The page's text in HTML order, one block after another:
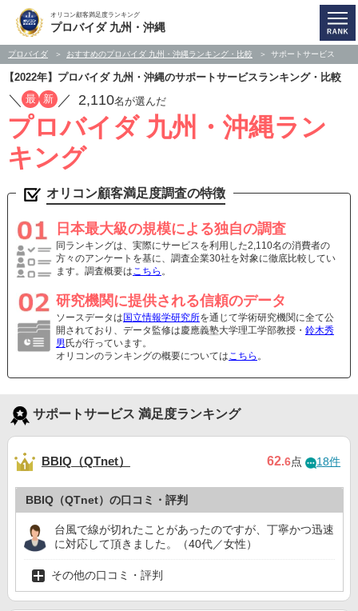
オリコン顧客満足度ランキング
プロバイダ 九州・沖縄
プロバイダ おすすめのプロバイダ 九州・沖縄ランキング・比較 サポートサービス
【2022年】プロバイダ 九州・沖縄のサポートサービスランキング・比較
／ 最 新 ／ 2,110名が選んだ
プロバイダ 九州・沖縄ラン
キング
オリコン顧客満足度調査の特徴
日本最大級の規模による独自の調査
同ランキングは、実際にサービスを利用した2,110名の消費者の
方々のアンケートを基に、調査企業30社を対象に徹底比較してい
ます。調査概要はこちら 。
研究機関に提供される信頼のデータ
ソースデータは 国立情報学研究所を通じて学術研究機関に全て公
開されており、データ監修は慶應義塾大学理工学部教授・ 鈴木秀
男 氏が行っています。
オリコンのランキングの概要についてはこちら 。
サポートサービス 満足度ランキング
BBIQ（QTnet） 62.6点 18件
BBIQ（QTnet）の口コミ・評判
台風で線が切れたことがあったのですが、丁寧かつ迅速
に対応して頂きました。（40代／女性）
その他の口コミ・評判